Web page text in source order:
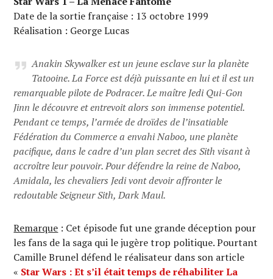
Date de la sortie française : 13 octobre 1999
Réalisation : George Lucas
Anakin Skywalker est un jeune esclave sur la planète
Tatooine. La Force est déjà puissante en lui et il est un
remarquable pilote de Podracer. Le maître Jedi Qui-Gon
Jinn le découvre et entrevoit alors son immense potentiel.
Pendant ce temps, l’armée de droïdes de l’insatiable
Fédération du Commerce a envahi Naboo, une planète
pacifique, dans le cadre d’un plan secret des Sith visant à
accroître leur pouvoir. Pour défendre la reine de Naboo,
Amidala, les chevaliers Jedi vont devoir affronter le
redoutable Seigneur Sith, Dark Maul.
Remarque : Cet épisode fut une grande déception pour
les fans de la saga qui le jugère trop politique. Pourtant
Camille Brunel défend le réalisateur dans son article
« Star Wars : Et s’il était temps de réhabiliter La